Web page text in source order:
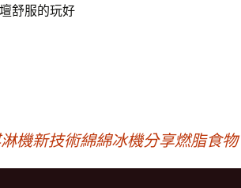
舒服的玩好
機新技術綿綿冰機分享燃脂食物